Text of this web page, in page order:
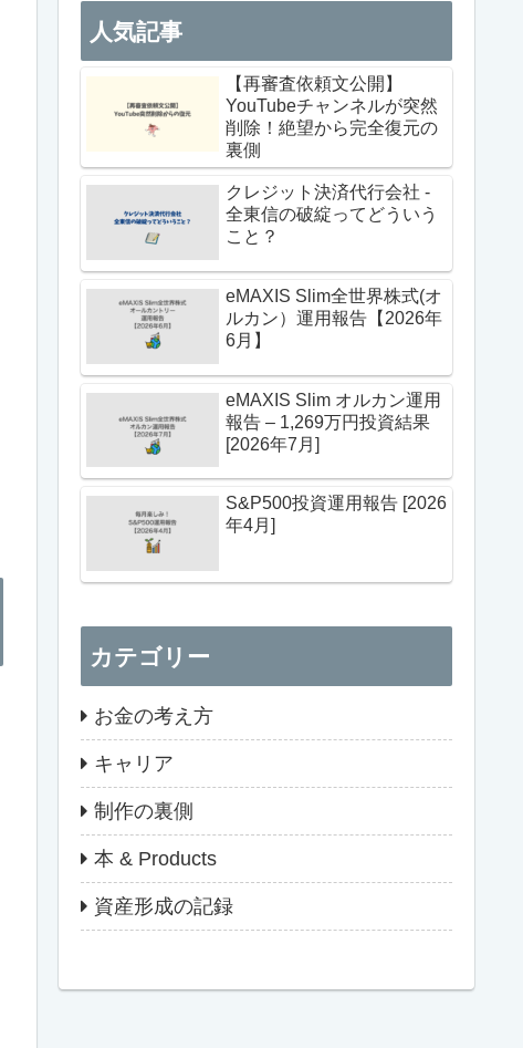
人気記事
【再審査依頼文公開】
YouTubeチャンネルが突然
削除！絶望から完全復元の
裏側
クレジット決済代行会社 -
全東信の破綻ってどういう
こと？
eMAXIS Slim全世界株式(オ
ルカン）運用報告【2026年
6月】
eMAXIS Slim オルカン運用
報告 – 1,269万円投資結果
[2026年7月]
S&P500投資運用報告 [2026
年4月]
カテゴリー
お金の考え方
キャリア
制作の裏側
本 & Products
資産形成の記録